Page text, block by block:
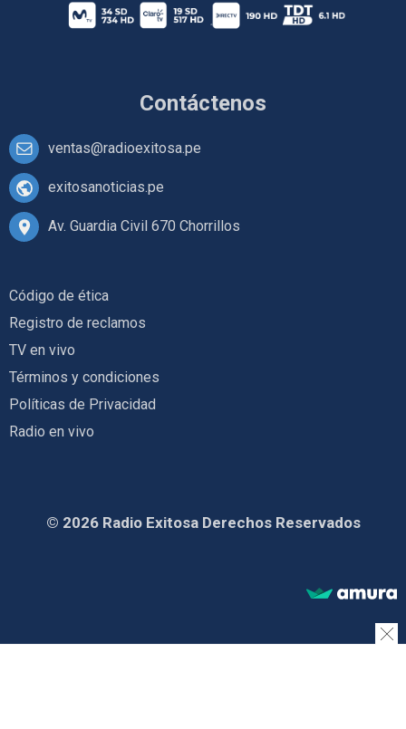
Contáctenos
ventas@radioexitosa.pe
exitosanoticias.pe
Av. Guardia Civil 670 Chorrillos
Código de ética
Registro de reclamos
TV en vivo
Términos y condiciones
Políticas de Privacidad
Radio en vivo
© 2026 Radio Exitosa Derechos Reservados